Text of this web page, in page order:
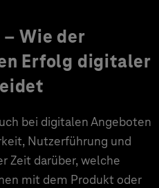
– Wie der
Erfolg digitaler
bei digitalen Angeboten
Nutzerführung und
Zeit darüber, welche
mit dem Produkt oder